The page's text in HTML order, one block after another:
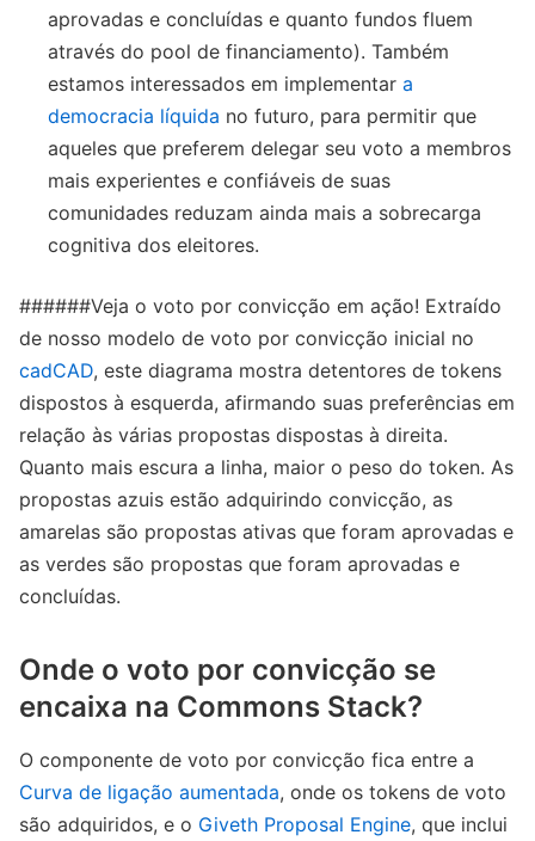
aprovadas e concluídas e quanto fundos fluem
através do pool de financiamento). Também
estamos interessados ​​em implementar a
democracia líquida no futuro, para permitir que
aqueles que preferem delegar seu voto a membros
mais experientes e confiáveis ​​de suas
comunidades reduzam ainda mais a sobrecarga
cognitiva dos eleitores.
######Veja o voto por convicção em ação! Extraído
de nosso modelo de voto por convicção inicial no
cadCAD, este diagrama mostra detentores de tokens
dispostos à esquerda, afirmando suas preferências em
relação às várias propostas dispostas à direita.
Quanto mais escura a linha, maior o peso do token. As
propostas azuis estão adquirindo convicção, as
amarelas são propostas ativas que foram aprovadas e
as verdes são propostas que foram aprovadas e
concluídas.
Onde o voto por convicção se
encaixa na Commons Stack?
O componente de voto por convicção fica entre a
Curva de ligação aumentada, onde os tokens de voto
são adquiridos, e o Giveth Proposal Engine, que inclui